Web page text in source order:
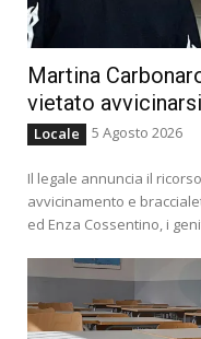
Martina
vietato
Locale 5 Agosto 2026
Il legale annuncia il
avvicinamento e
ed Enza Cossentino, i